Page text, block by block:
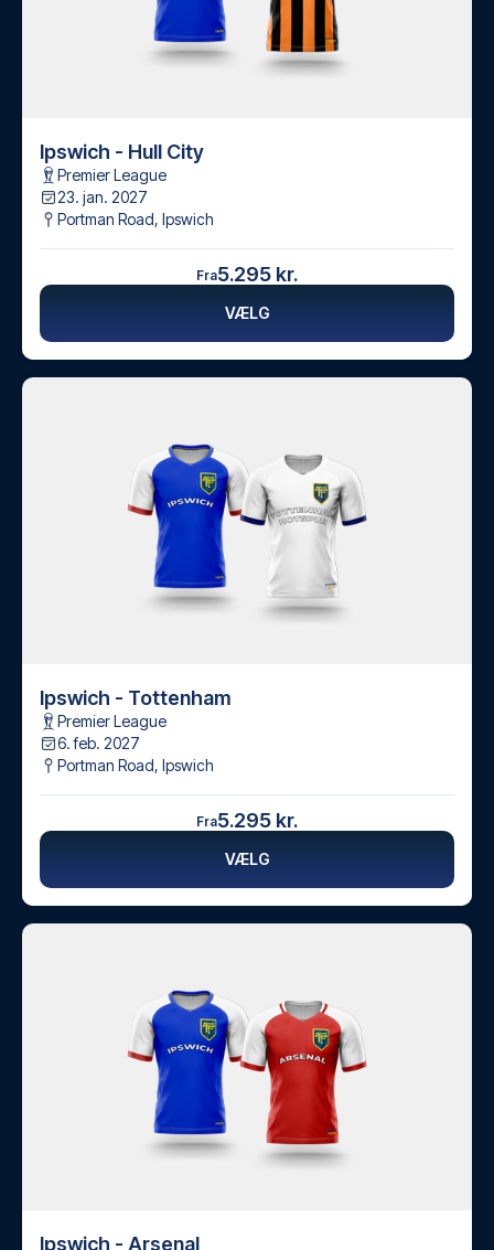
Ipswich - Hull City
Premier League
23. jan. 2027
Portman Road, Ipswich
Fra5.295 kr.
VÆLG
Ipswich - Tottenham
Premier League
6. feb. 2027
Portman Road, Ipswich
Fra5.295 kr.
VÆLG
Ipswich - Arsenal